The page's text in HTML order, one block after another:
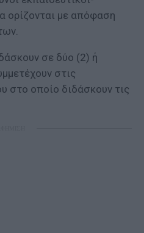
ορίζονται με απόφαση
σε δύο (2) ή
στις
στο οποίο διδάσκουν τις